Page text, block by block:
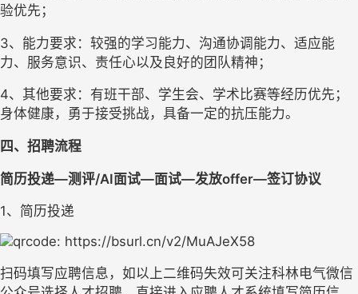
验优先；
3、能力要求：较强的学习能力、沟通协调能力、适应能
力、服务意识、责任心以及良好的团队精神；
4、其他要求：有班干部、学生会、学术比赛等经历优先；
身体健康，勇于接受挑战，具备一定的抗压能力。
四、招聘流程
简历投递—测评/AI面试—面试—发放offer—签订协议
1、简历投递
扫码填写应聘信息，如以上二维码失效可关注科林电气微信